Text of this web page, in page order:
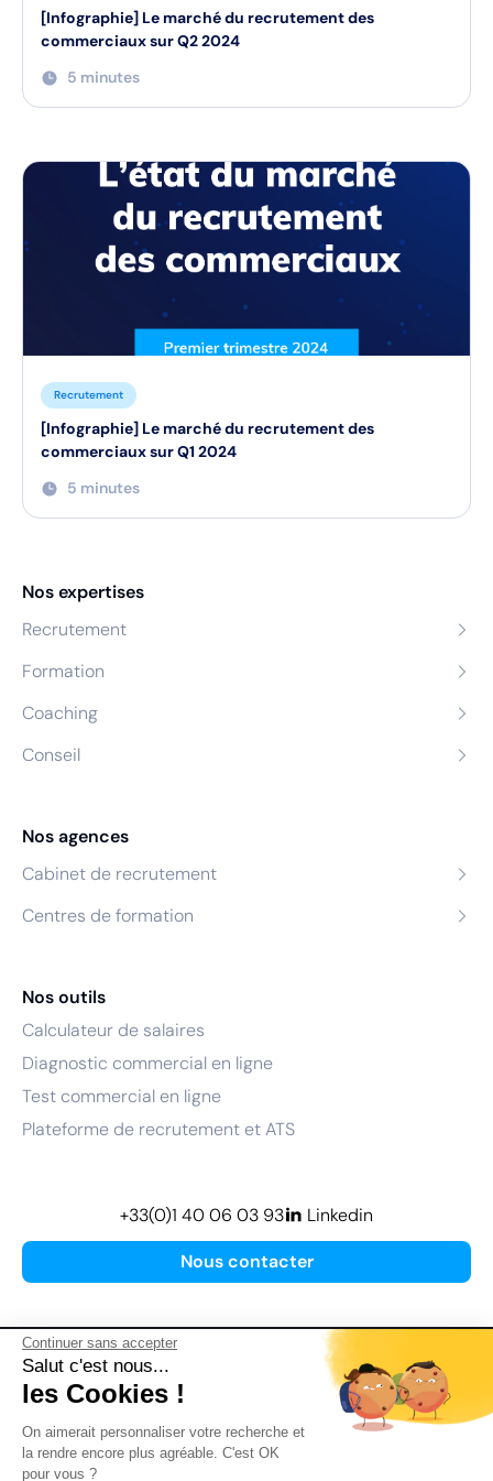
Continuer sans accepter
Salut c'est nous...
les Cookies !
On aimerait personnaliser votre recherche et
la rendre encore plus agréable. C'est OK
pour vous ?
[Infographie] Le marché du recrutement des
commerciaux sur Q2 2024
5 minutes
Recrutement
[Infographie] Le marché du recrutement des
commerciaux sur Q1 2024
5 minutes
Nos expertises
Recrutement
Formation
Coaching
Conseil
Nos agences
Cabinet de recrutement
Centres de formation
Nos outils
Calculateur de salaires
Diagnostic commercial en ligne
Test commercial en ligne
Plateforme de recrutement et ATS
Nous contacter
+33(0)1 40 06 03 93 Linkedin
Plan de site
Mentions légales